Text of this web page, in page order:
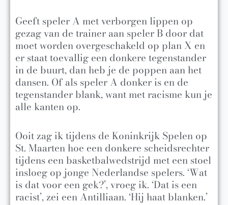
Geeft speler A met verborgen lippen op
gezag van de trainer aan speler B door dat
moet worden overgeschakeld op plan X en
er staat toevallig een donkere tegenstander
in de buurt, dan heb je de poppen aan het
dansen. Of als speler A donker is en de
tegenstander blank, want met racisme kun je
alle kanten op.
Ooit zag ik tijdens de Koninkrijk Spelen op
St. Maarten hoe een donkere scheidsrechter
tijdens een basketbalwedstrijd met een stoel
insloeg op jonge Nederlandse spelers. ‘Wat
is dat voor een gek?’, vroeg ik. ‘Dat is een
racist’, zei een Antilliaan. ‘Hij haat blanken.’